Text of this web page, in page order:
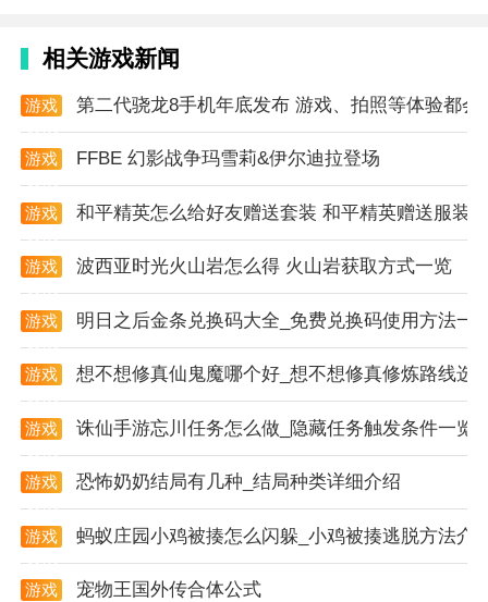
知识也能轻松上手，快速掌握各种编辑技巧。
2. 功能全面：软件提供了全面的编辑功能，可以满足用
户对图片编辑的各种需求。
3. 性能出色：在处理大文件或进行复杂编辑时，软件的
性能表现出色，运行流畅且处理速度快。
综上所述，卡米p图是一款功能强大、易于使用且性能
出色的安卓图片编辑软件。它以其独特的滤镜效果、智
能识别技术和丰富的素材库赢得了用户的喜爱。无论是
专业摄影师还是普通手机用户，都可以通过卡米p图轻
松打造出富有艺术感的图片作品。
相关游戏新闻
游戏
第二代骁龙8手机年底发布 游戏、拍照等体验都会
游戏
FFBE 幻影战争玛雪莉&伊尔迪拉登场
游戏
和平精英怎么给好友赠送套装 和平精英赠送服装
游戏
波西亚时光火山岩怎么得 火山岩获取方式一览
游戏
明日之后金条兑换码大全_免费兑换码使用方法一
游戏
想不想修真仙鬼魔哪个好_想不想修真修炼路线选
游戏
诛仙手游忘川任务怎么做_隐藏任务触发条件一览
游戏
恐怖奶奶结局有几种_结局种类详细介绍
游戏
蚂蚁庄园小鸡被揍怎么闪躲_小鸡被揍逃脱方法介
游戏
宠物王国外传合体公式